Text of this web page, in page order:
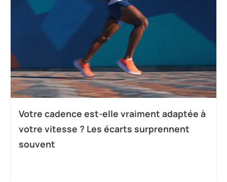
Votre cadence est-elle vraiment adaptée à
votre vitesse ? Les écarts surprennent
souvent